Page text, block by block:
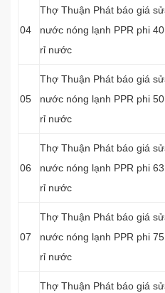
04
Thợ Thuận Phát báo giá
nước nóng lạnh PPR phi
rỉ nước
05
Thợ Thuận Phát báo giá
nước nóng lạnh PPR phi
rỉ nước
06
Thợ Thuận Phát báo giá
nước nóng lạnh PPR phi
rỉ nước
07
Thợ Thuận Phát báo giá
nước nóng lạnh PPR phi
rỉ nước
Thợ Thuận Phát báo giá